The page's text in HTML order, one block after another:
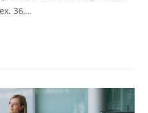
36,…